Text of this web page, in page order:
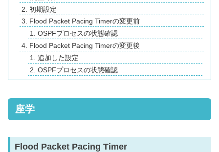
初期設定
Flood Packet Pacing Timerの変更前
OSPFプロセスの状態確認
Flood Packet Pacing Timerの変更後
追加した設定
OSPFプロセスの状態確認
座学
Flood Packet Pacing Timer